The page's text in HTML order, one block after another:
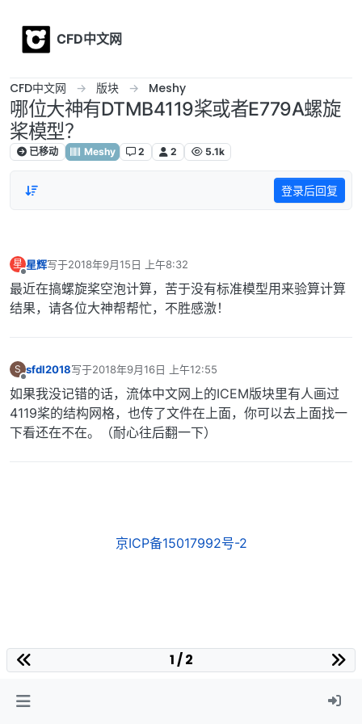
CFD中文网
CFD中文网 版块 Meshy
哪位大神有DTMB4119桨或者E779A螺旋
桨模型？
已移动 Meshy 2 2 5.1k
登录后回复
星
离线
星辉写于2018年9月15日 上午8:32
最后由 编辑
最近在搞螺旋桨空泡计算，苦于没有标准模型用来验算计算
结果，请各位大神帮帮忙，不胜感激！
S
离线
sfdl2018写于2018年9月16日 上午12:55
最后由 编辑
如果我没记错的话，流体中文网上的ICEM版块里有人画过
4119桨的结构网格，也传了文件在上面，你可以去上面找一
下看还在不在。（耐心往后翻一下）
京ICP备15017992号-2
1 / 2